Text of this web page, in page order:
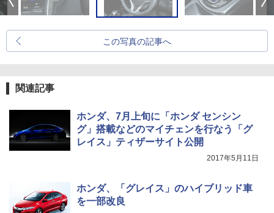
この写真の記事へ
関連記事
ホンダ、7月上旬に「ホンダ センシン
グ」搭載などのマイチェンを行なう「グ
レイス」ティザーサイト公開
2017年5月11日
ホンダ、「グレイス」のハイブリッド車
を一部改良